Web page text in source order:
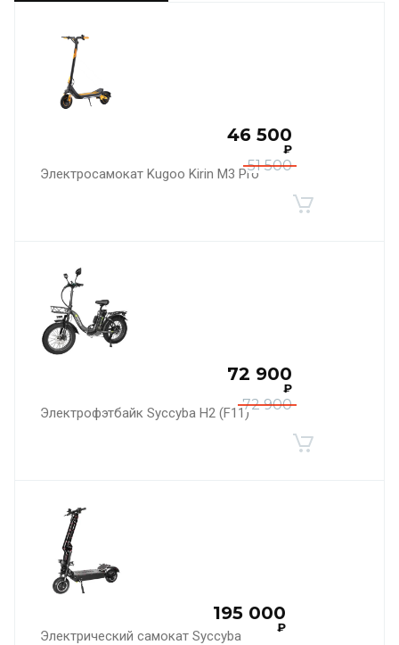
Электросамокат Kugoo Kirin M3 Pro51 500
46 500
₽
Электрофэтбайк Syccyba H2 (F11)72 900
72 900
₽
Электрический самокат Syccyba
195 000
₽